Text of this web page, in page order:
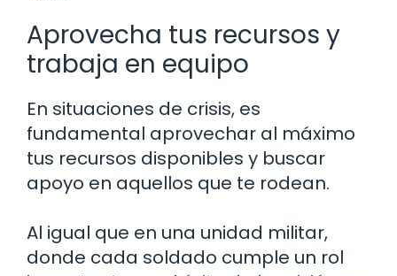
Aprovecha tus recursos y
trabaja en equipo
En situaciones de crisis, es
fundamental aprovechar al máximo
tus recursos disponibles y buscar
apoyo en aquellos que te rodean.
Al igual que en una unidad militar,
donde cada soldado cumple un rol